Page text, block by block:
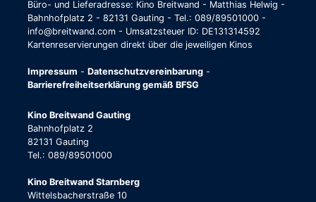
Büro- und Lieferadresse: Kino Breitwand - Matthias Helwig -
Bahnhofplatz 2 - 82131 Gauting - Tel.: 089/89501000 -
info@breitwand.com - Umsatzsteuer ID: DE131314592
Kartenreservierungen direkt über die jeweiligen Kinos
Impressum - Datenschutzvereinbarung -
Barrierefreiheitserklärung gemäß BFSG
Kino Breitwand Gauting
Bahnhofplatz 2
82131 Gauting
Tel.: 089/89501000
Kino Breitwand Starnberg
Wittelsbacherstraße 10